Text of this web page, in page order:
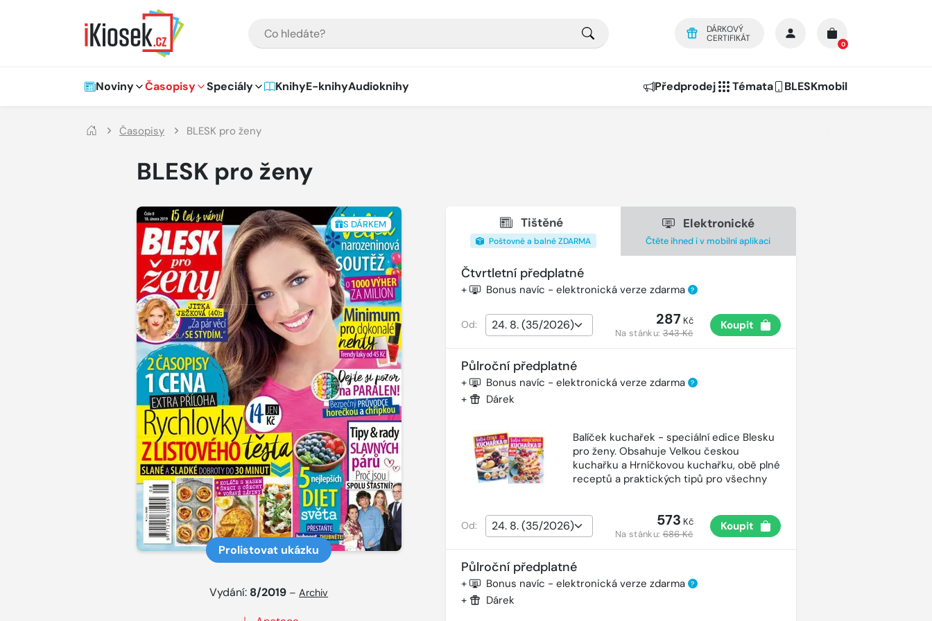
DÁRKOVÝ
CERTIFIKÁT
0
Hlavní navigace
Noviny Časopisy Speciály KnihyE-knihyAudioknihy Předprodej Témata BLESKmobil
Časopisy BLESK pro ženy
BLESK pro ženy
S DÁRKEM
Prolistovat ukázku
Vydání: 8/2019 –Archiv
Tištěné
Poštovné a balné ZDARMA
Elektronické
Čtěte ihned i v mobilní aplikaci
Čtvrtletní předplatné
+ Bonus navíc - elektronická verze zdarma ?
Od: 287 Kč
Na stánku:343 Kč
Koupit
Půlroční předplatné
+ Bonus navíc - elektronická verze zdarma ?
+ Dárek
Balíček kuchařek - speciální edice Blesku
pro ženy. Obsahuje Velkou českou
kuchařku a Hrníčkovou kuchařku, obě plné
receptů a praktických tipů pro všechny
Od: 573 Kč
Na stánku:686 Kč
Koupit
Půlroční předplatné
+ Bonus navíc - elektronická verze zdarma ?
+ Dárek